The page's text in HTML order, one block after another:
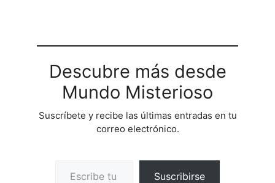
Descubre más desde
Mundo Misterioso
Suscríbete y recibe las últimas entradas en tu
correo electrónico.
Suscribirse